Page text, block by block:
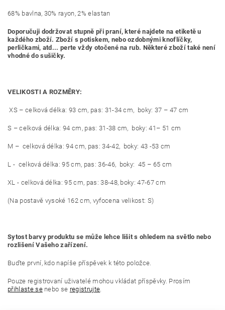
68% bavlna, 30% rayon, 2% elastan
Doporučuji dodržovat stupně při praní, které najdete na etiketě u
každého zboží. Zboží s potiskem, nebo ozdobnými knoflíčky,
perličkami, atd... perte vždy otočené na rub. Některé zboží také není
vhodné do sušičky.
VELIKOSTI A ROZMĚRY:
XS – celková délka: 93 cm, pas: 31-34 cm, boky: 37 – 47 cm
S – celková délka: 94 cm, pas: 31-38 cm, boky: 41– 51 cm
M – celková délka: 94 cm, pas: 34-42, boky: 43 -53 cm
L - celková délka: 95 cm, pas: 36-46, boky: 45 – 65 cm
XL - celková délka: 95 cm, pas: 38-48, boky: 47-67 cm
(Na postavě vysoké 162 cm, vyfocena velikost: S)
Sytost barvy produktu se může lehce lišit s ohledem na světlo nebo
rozlišení Vašeho zařízení.
Buďte první, kdo napíše příspěvek k této položce.
Pouze registrovaní uživatelé mohou vkládat příspěvky. Prosím
přihlaste senebo se registrujte.